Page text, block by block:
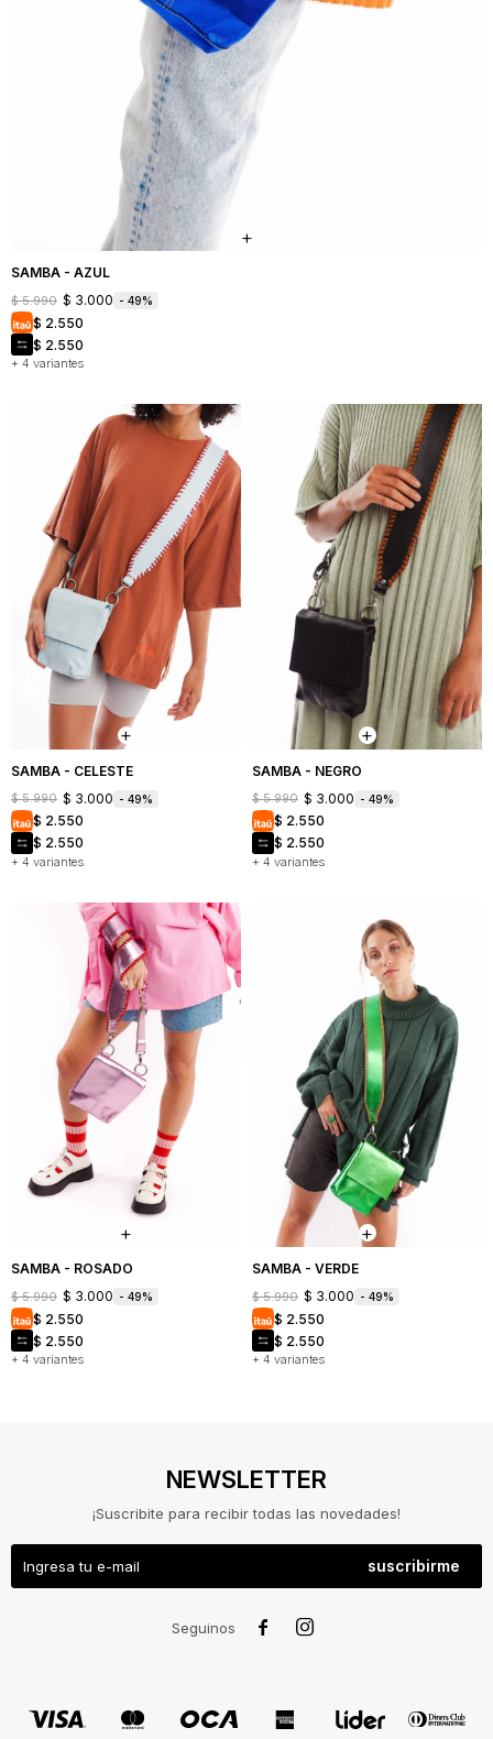
SAMBA - AZUL
+ 4 variantes
$ 5.990 $ 3.000 49
$ 2.550
$ 2.550
SAMBA - CELESTE
+ 4 variantes
$ 5.990 $ 3.000 49
$ 2.550
$ 2.550
SAMBA - NEGRO
+ 4 variantes
$ 5.990 $ 3.000 49
$ 2.550
$ 2.550
SAMBA - ROSADO
+ 4 variantes
$ 5.990 $ 3.000 49
$ 2.550
$ 2.550
SAMBA - VERDE
+ 4 variantes
$ 5.990 $ 3.000 49
$ 2.550
$ 2.550
NEWSLETTER
¡Suscribite para recibir todas las novedades!
suscribirme
Seguinos  
Y